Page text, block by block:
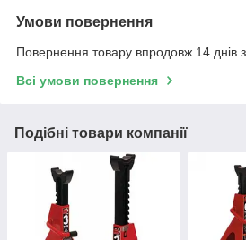
Умови повернення
Повернення товару впродовж 14 днів
Всі умови повернення
Подібні товари компанії